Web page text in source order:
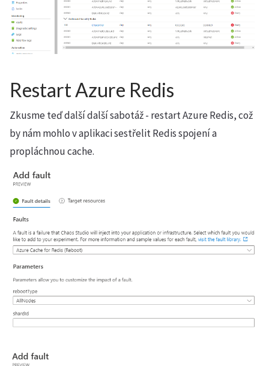
Restart Azure Redis
Zkusme teď další další sabotáž - restart Azure Redis, což
by nám mohlo v aplikaci sestřelit Redis spojení a
propláchnou cache.